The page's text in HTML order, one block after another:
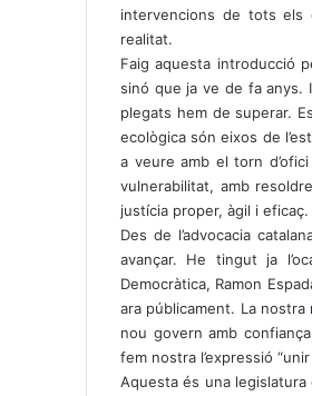
intervencions de tots els
realitat.
Faig aquesta introducció
sinó que ja ve de fa anys.
plegats hem de superar.
ecològica són eixos de
a veure amb el torn
vulnerabilitat, amb
justícia proper, àgil i eficaç.
Des de l’advocacia
avançar. He tingut ja
Democràtica, Ramon
ara públicament. La
nou govern amb
fem nostra l’expressió
Aquesta és una legislatura